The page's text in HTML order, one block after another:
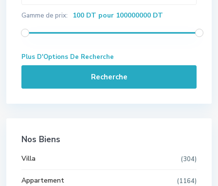
Gamme de prix: 100 DT pour 100000000 DT
Plus D'Options De Recherche
Recherche
Nos Biens
Villa (304)
Appartement (1164)